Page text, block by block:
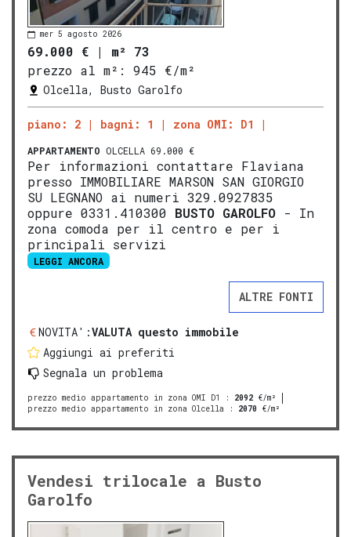
mer 5 agosto 2026
69.000 € | m² 73
prezzo al m²:
945 €/m²
Olcella, Busto Garolfo
piano: 2 bagni: 1 zona OMI: D1
APPARTAMENTO OLCELLA 69.000 €
Per informazioni contattare Flaviana
presso IMMOBILIARE MARSON SAN GIORGIO
SU LEGNANO ai numeri 329.0927835
oppure 0331.410300 BUSTO GAROLFO - In
zona comoda per il centro e per i
principali servizi
LEGGI ANCORA
ALTRE FONTI
NOVITA':VALUTA questo immobile
Aggiungi ai preferiti
Segnala un problema
prezzo medio appartamento in zona OMI D1 : 2092 €/m²
prezzo medio appartamento in zona Olcella : 2070 €/m²
Vendesi trilocale a Busto
Garolfo